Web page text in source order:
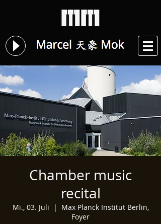
Chamber music
recital
Mi., 03. Juli
  |
Max Planck Institut Berlin,
Foyer